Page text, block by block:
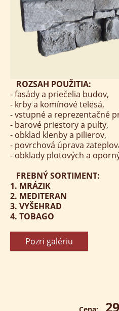
ROZSAH POUŽITIA:
- fasády a priečelia budov,
- krby a komínové telesá,
- vstupné a reprezentačné
- barové priestory a pulty,
- obklad klenby a pilierov,
- povrchová úprava
- obklady plotových a
FREBNÝ SORTIMENT:
1. MRÁZIK
2. MEDITERAN
3. VYŠEHRAD
4. TOBAGO
Pozri galériu